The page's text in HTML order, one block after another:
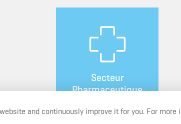
Secteur
Pharmaceutique
and continuously improve it for you. For more